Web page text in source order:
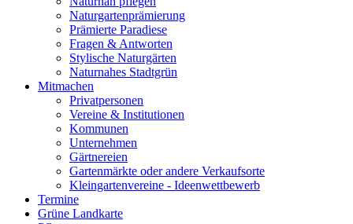
Naturgartenprämierung
Prämierte Paradiese
Fragen & Antworten
Stylische Naturgärten
Naturnahes Stadtgrün
Mitmachen
Privatpersonen
Vereine & Institutionen
Kommunen
Unternehmen
Gärtnereien
Gartenmärkte oder andere Verkaufsorte
Kleingartenvereine - Ideenwettbewerb
Termine
Grüne Landkarte